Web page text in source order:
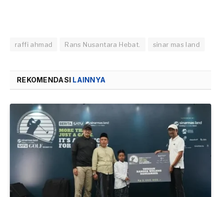
raffi ahmad Rans Nusantara Hebat. sinar mas land
REKOMENDASI LAINNYA